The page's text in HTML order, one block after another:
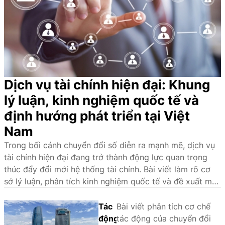
toàn
dân
tộc
vững.
Dịch vụ tài chính hiện đại: Khung
lý luận, kinh nghiệm quốc tế và
định hướng phát triển tại Việt
Nam
Trong bối cảnh chuyển đổi số diễn ra mạnh mẽ, dịch vụ
tài chính hiện đại đang trở thành động lực quan trọng
thúc đẩy đổi mới hệ thống tài chính. Bài viết làm rõ cơ
sở lý luận, phân tích kinh nghiệm quốc tế và đề xuất một
chính hiện đại tại Việt Nam.
Tác
động
Bài viết phân tích cơ chế
tác động của chuyển đổi